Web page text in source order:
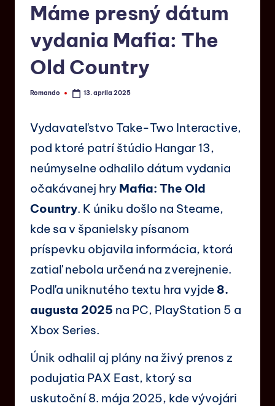
Máme presný dátum
vydania Mafia: The
Old Country
Romando 13. apríla 2025
Vydavateľstvo Take-Two Interactive,
pod ktoré patrí štúdio Hangar 13,
neúmyselne odhalilo dátum vydania
očakávanej hry Mafia: The Old
Country. K úniku došlo na Steame,
kde sa v španielsky písanom
príspevku objavila informácia, ktorá
zatiaľ nebola určená na zverejnenie.
Podľa uniknutého textu hra vyjde 8.
augusta 2025 na PC, PlayStation 5 a
Xbox Series.
Únik odhalil aj plány na živý prenos z
podujatia PAX East, ktorý sa
uskutoční 8. mája 2025, kde vývojári